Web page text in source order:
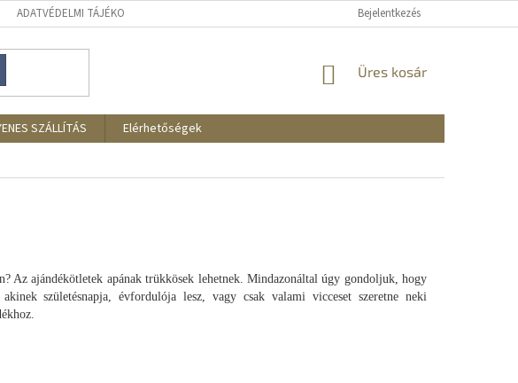
ADATVÉDELMI TÁJÉKOZTATÓ REKLAMÁCIÓK ÉS
Bejelentkezés
KOSÁR
Üres kosár
SZÁLLÍTÁS
Elérhetőségek
Az ajándékötletek apának trükkösek lehetnek. Mindazonáltal úgy gondoljuk, hogy
születésnapja, évfordulója lesz, vagy csak valami vicceset szeretne neki